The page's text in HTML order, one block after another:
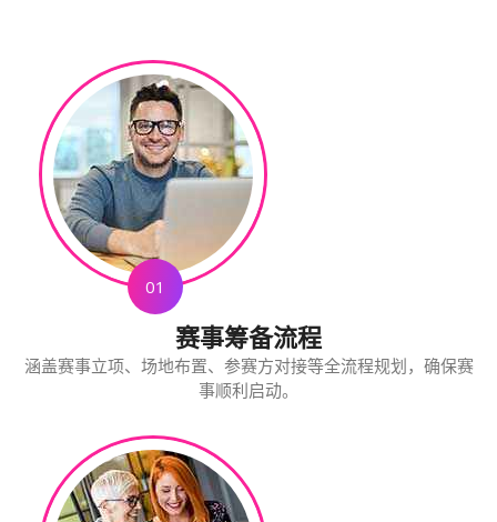
01
赛事筹备流程
涵盖赛事立项、场地布置、参赛方对接等全流程规划，确保赛
事顺利启动。